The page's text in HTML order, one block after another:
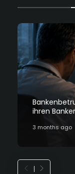
ihren
3 months ago